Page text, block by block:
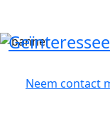
Neem contact